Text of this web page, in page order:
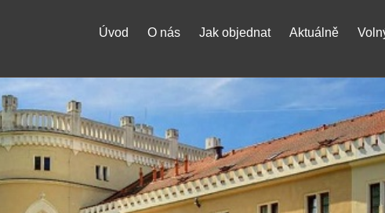
Úvod O nás Jak objednat Aktuálně